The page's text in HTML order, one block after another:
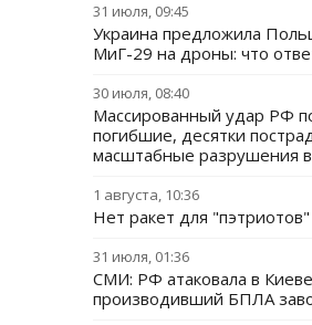
31 июля, 09:45
Украина предложила
МиГ-29 на дроны: что
30 июля, 08:40
Массированный удар РФ
погибшие, десятки
масштабные разрушения
1 августа, 10:36
Нет ракет для
31 июля, 01:36
СМИ: РФ атаковала в Киеве
производивший БПЛА